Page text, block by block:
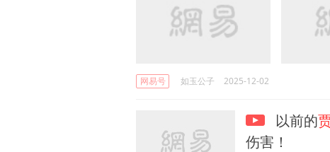
网易号 如玉公子 2025-12-02
以前的
伤害！